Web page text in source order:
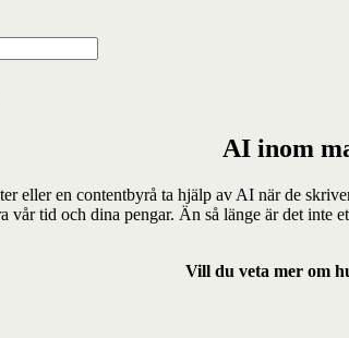
AI inom
eller en contentbyrå ta hjälp av AI när de
vår tid och dina pengar. Än så länge är det
Vill du veta mer om